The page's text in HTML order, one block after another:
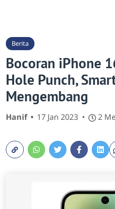
Berita
Bocoran iPhone
Hole Punch,
Mengembang
Hanif 17 Jan 2023 2